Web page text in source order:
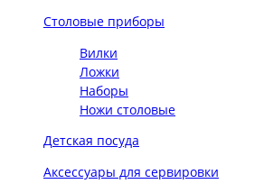
Столовые приборы
Вилки
Ложки
Наборы
Ножи столовые
Детская посуда
Аксессуары для сервировки